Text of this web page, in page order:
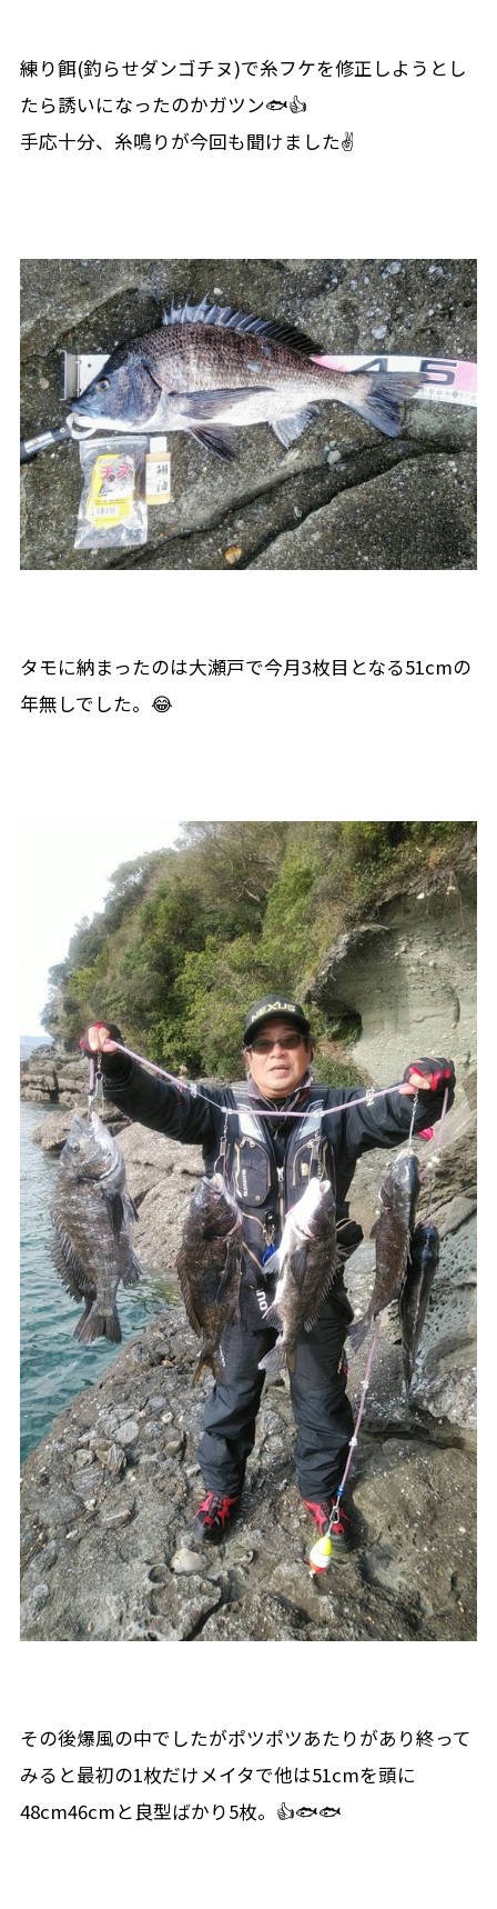
練り餌(釣らせダンゴチヌ)で糸フケを修正しようとし
たら誘いになったのかガツン🐟👍
手応十分、糸鳴りが今回も聞けました✌
タモに納まったのは大瀬戸で今月3枚目となる51cmの
年無しでした。😂
その後爆風の中でしたがポツポツあたりがあり終って
みると最初の1枚だけメイタで他は51cmを頭に
48cm46cmと良型ばかり5枚。👍🐟🐟